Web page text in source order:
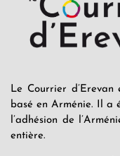
Le Courrier
basé en Arménie. Il a
l’adhésion de
entière.